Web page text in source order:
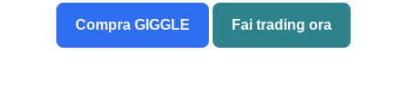
Compra GIGGLE Fai trading ora